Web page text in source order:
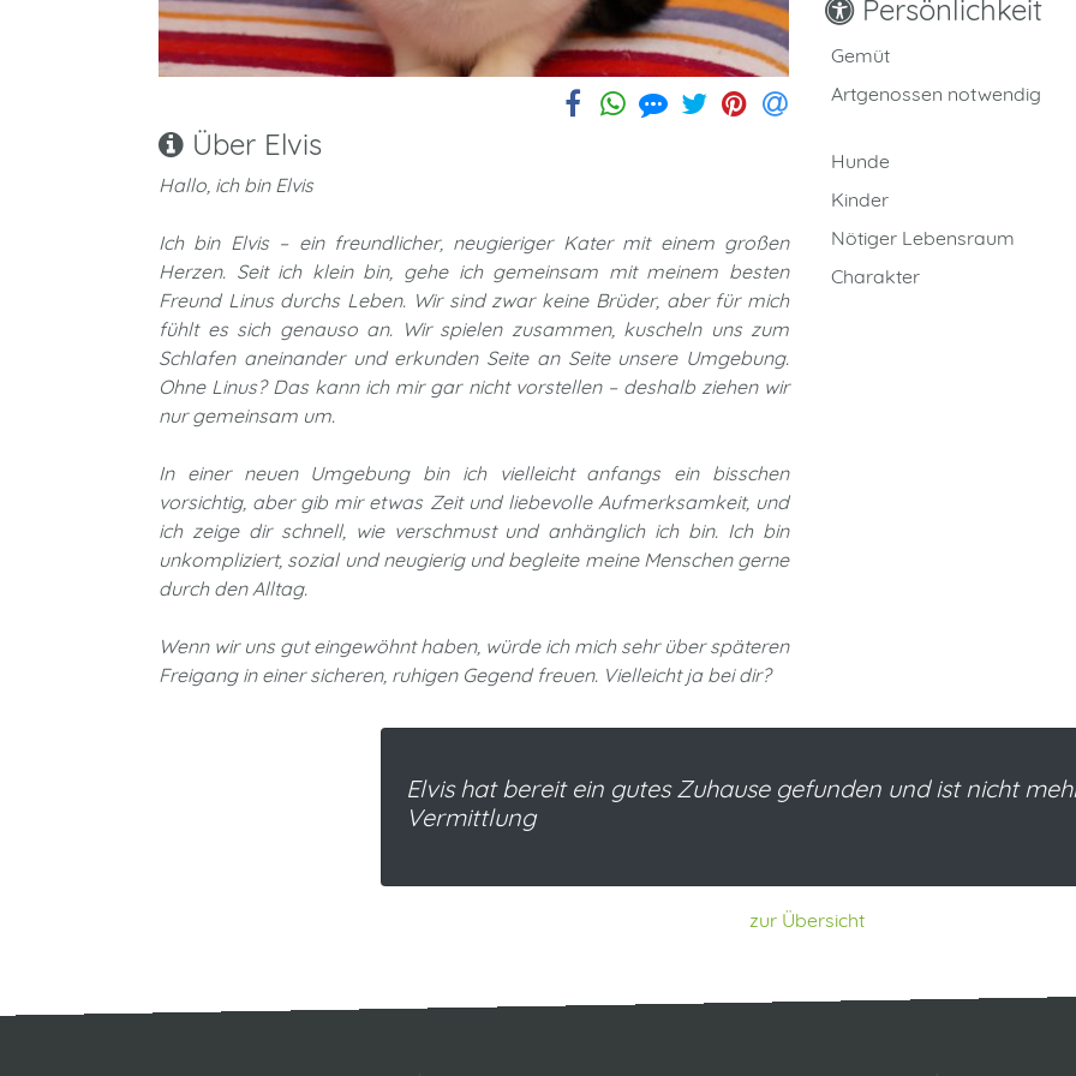
Persönlichkeit
Gemüt
Artgenossen notwendig
Hunde
Kinder
Nötiger Lebensraum
Charakter
Über Elvis
Hallo, ich bin Elvis
Ich bin Elvis – ein freundlicher, neugieriger Kater mit einem großen
Herzen. Seit ich klein bin, gehe ich gemeinsam mit meinem besten
Freund Linus durchs Leben. Wir sind zwar keine Brüder, aber für mich
fühlt es sich genauso an. Wir spielen zusammen, kuscheln uns zum
Schlafen aneinander und erkunden Seite an Seite unsere Umgebung.
Ohne Linus? Das kann ich mir gar nicht vorstellen – deshalb ziehen wir
nur gemeinsam um.
In einer neuen Umgebung bin ich vielleicht anfangs ein bisschen
vorsichtig, aber gib mir etwas Zeit und liebevolle Aufmerksamkeit, und
ich zeige dir schnell, wie verschmust und anhänglich ich bin. Ich bin
unkompliziert, sozial und neugierig und begleite meine Menschen gerne
durch den Alltag.
Wenn wir uns gut eingewöhnt haben, würde ich mich sehr über späteren
Freigang in einer sicheren, ruhigen Gegend freuen. Vielleicht ja bei dir?
Elvis hat bereit ein gutes Zuhause gefunden und ist nicht
Vermittlung
zur Übersicht